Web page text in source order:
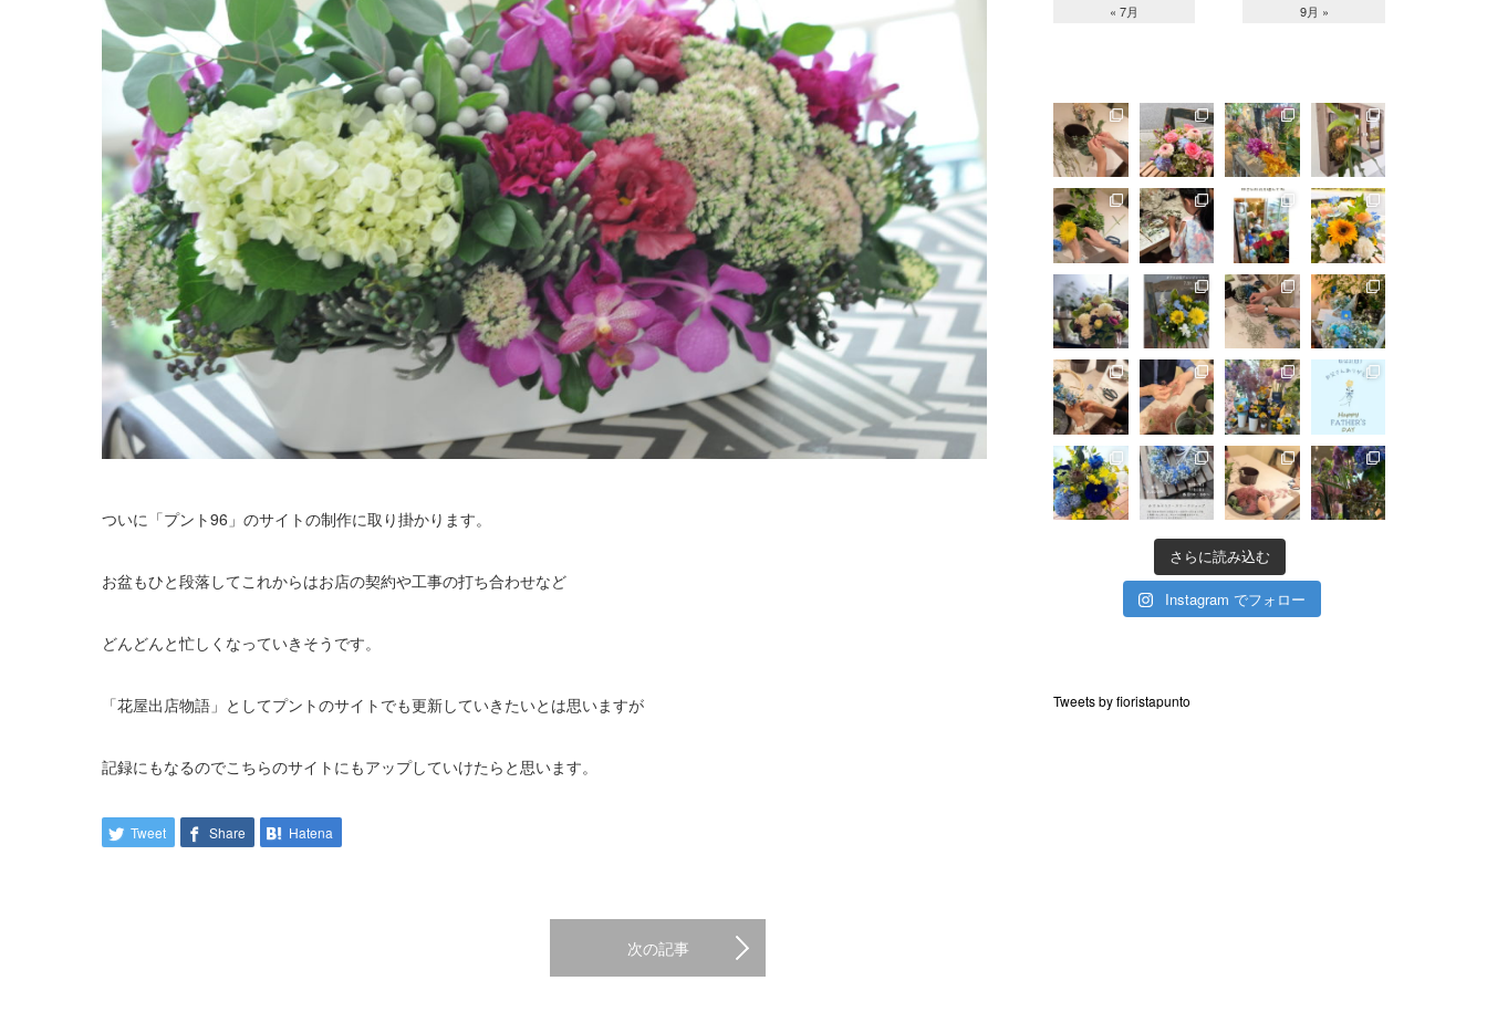
ついに「プント96」のサイトの制作に取り掛かります。
お盆もひと段落してこれからはお店の契約や工事の打ち合わせなど
どんどんと忙しくなっていきそうです。
「花屋出店物語」としてプントのサイトでも更新していきたいとは思いますが
記録にもなるのでこちらのサイトにもアップしていけたらと思います。
Tweet Share Hatena
次の記事
« 7月
9月 »
さらに読み込む
Instagram でフォロー
Tweets by fioristapunto